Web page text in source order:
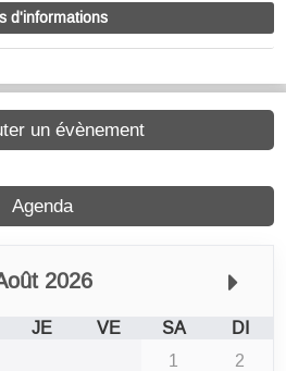
d'informations
Agenda
2026
JE VE SA
DI
1
2
un évènement